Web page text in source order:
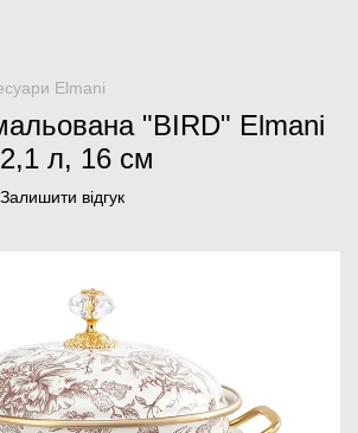
Elmani
"BIRD" Elmani
л, 16 см
Залишити відгук